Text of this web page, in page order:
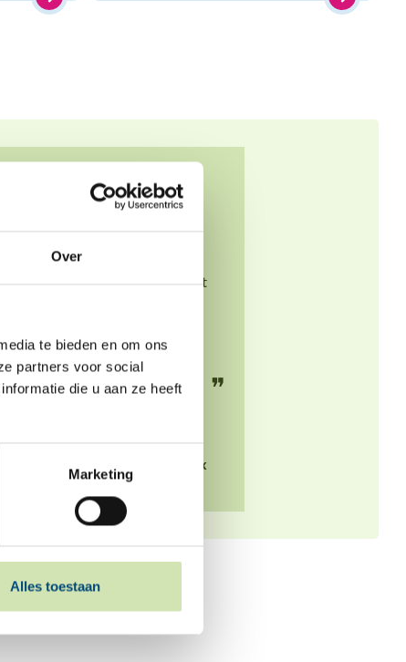
Over
te bieden en om ons
partners voor social
die u aan ze heeft
Marketing
Alles toestaan
Myn buddy soarget derfoar
dat ik rêstiger bin en net mei
dingen yn ‘e holle
sitten bliuwe. Dat ik it dalik
kin en alles kwyt kin wat
fijn dat ik myn Buddy
ha.
❞
Alex